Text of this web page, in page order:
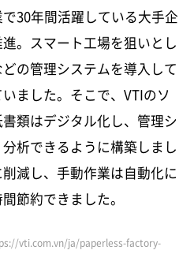
30年間活躍している大手企
。スマート工場を狙いとし
の管理システムを導入して
ました。そこで、VTIのソ
類はデジタル化し、管理シ
析できるように構築しまし
減し、手動作業は自動化に
節約できました。
vti.com.vn/ja/paperless-factory-